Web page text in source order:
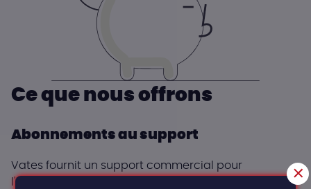
Ce que nous offrons
Abonnements au support
Vates fournit un support commercial pour
l'ensemble de la pile Vates VMS : XCP-ng, Xen